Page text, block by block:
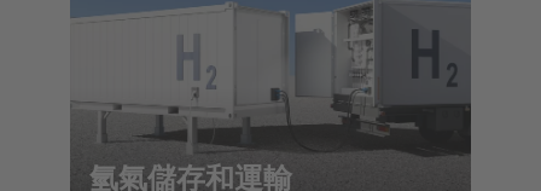
氫氣儲存和運輸